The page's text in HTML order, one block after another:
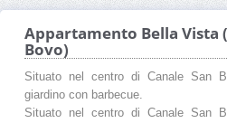
Appartamento Bella Vista
Bovo)
Situato nel centro di Canale San
giardino con barbecue.
Situato nel centro di Canale San